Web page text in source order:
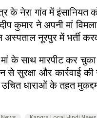
के नेरा गांव में
कुमार ने अपनी मां
नूरपुर में भर्ती
के साथ मारपीट कर
से सुरक्षा और कार्रवाई
धाराओं के तहत